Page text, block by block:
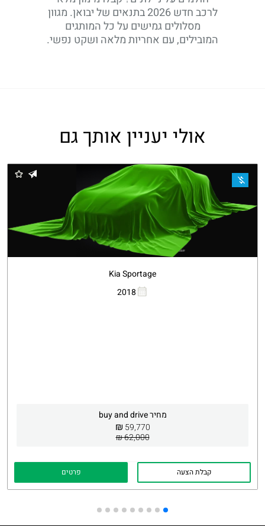
לרכב חדש 2026 בתנאים של יבואן. מגוון
מסלולים גמישים על כל המותגים
המובילים, עם אחריות מלאה ושקט נפשי.
אולי יעניין אותך גם
Kia Sportage
2018
מחיר buy and drive
59,770
₪
62,000 ₪
קבלת הצעה פרטים